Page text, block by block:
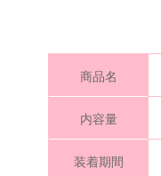
商品名
内容量
装着期間